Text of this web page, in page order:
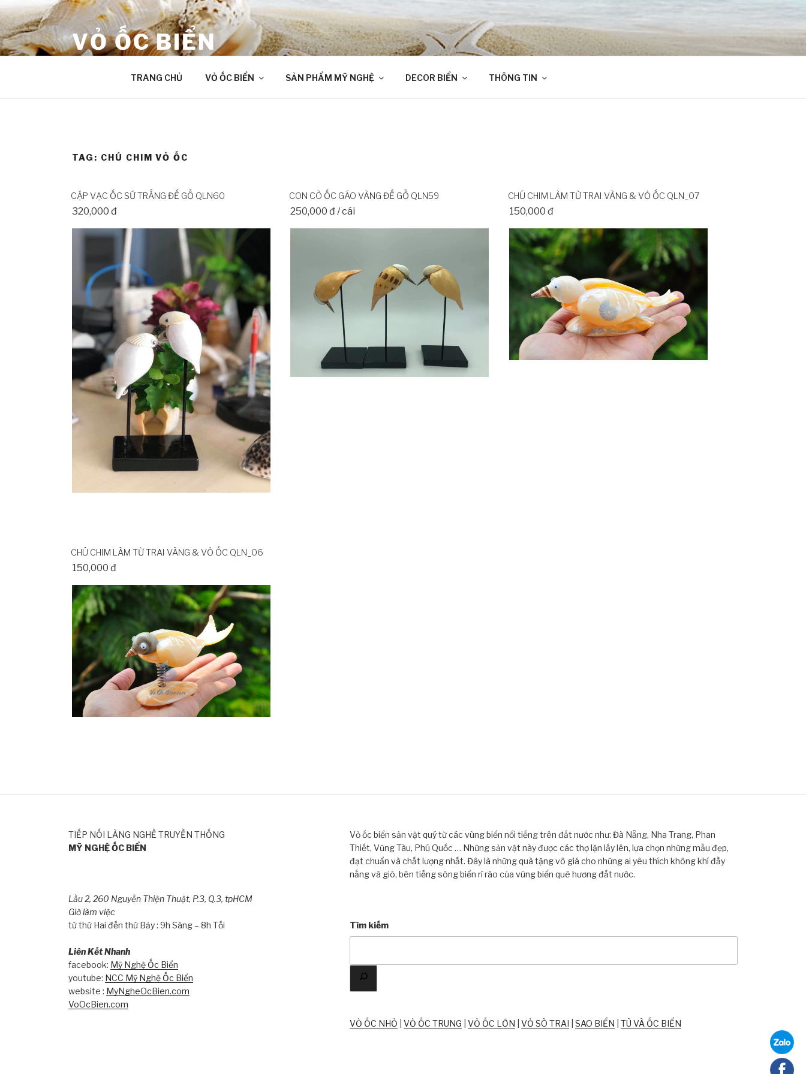
Skip
to
content
VỎ ỐC BIỂN
TRANG CHỦ VỎ ỐC BIỂN SẢN PHẨM MỸ NGHỆ DECOR BIỂN THÔNG TIN
TAG: CHÚ CHIM VỎ ỐC
CẶP VẠC ỐC SỨ TRẮNG ĐẾ GỖ QLN60
320,000 đ
CON CÒ ỐC GÁO VÀNG ĐẾ GỖ QLN59
250,000 đ / cái
CHÚ CHIM LÀM TỪ TRAI VÀNG & VỎ ỐC QLN_07
150,000 đ
CHÚ CHIM LÀM TỪ TRAI VÀNG & VỎ ỐC QLN_06
150,000 đ
TIẾP NỐI LÀNG NGHỀ TRUYỀN THỐNG
MỸ NGHỆ ỐC BIỂN
Lầu 2, 260 Nguyễn Thiện Thuật, P.3, Q.3, tpHCM
Giờ làm việc
từ thứ Hai đến thứ Bảy : 9h Sáng – 8h Tối
Liên Kết Nhanh
facebook: Mỹ Nghệ Ốc Biển
youtube: NCC Mỹ Nghệ Ốc Biển
website : MyNgheOcBien.com
VoOcBien.com
Vỏ ốc biển sản vật quý từ các vùng biển nổi tiếng trên đất nước như: Đà Nẵng, Nha Trang, Phan
Thiết, Vũng Tàu, Phú Quốc … Những sản vật này được các thợ lặn lấy lên, lựa chọn những mẫu đẹp,
đạt chuẩn và chất lượng nhất. Đây là những quà tặng vô giá cho những ai yêu thích không khí đầy
nắng và gió, bên tiếng sóng biển rì rào của vùng biển quê hương đất nước.
Tìm kiếm
VỎ ỐC NHỎ VỎ ỐC TRUNG VỎ ỐC LỚN VỎ SÒ TRAI SAO BIỂN TÙ VÀ ỐC BIỂN